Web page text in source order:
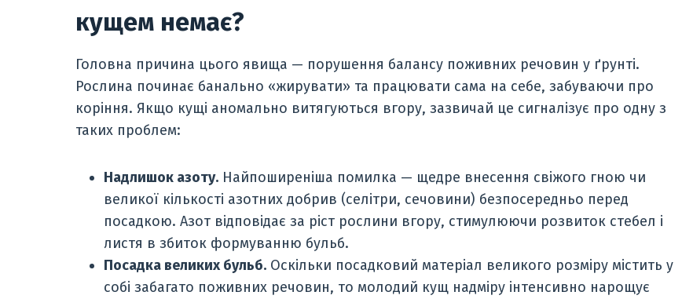
кущем немає?
Головна причина цього явища — порушення балансу поживних речовин у ґрунті.
Рослина починає банально «жирувати» та працювати сама на себе, забуваючи про
коріння. Якщо кущі аномально витягуються вгору, зазвичай це сигналізує про одну з
таких проблем:
Надлишок азоту. Найпоширеніша помилка — щедре внесення свіжого гною чи
великої кількості азотних добрив (селітри, сечовини) безпосередньо перед
посадкою. Азот відповідає за ріст рослини вгору, стимулюючи розвиток стебел і
листя в збиток формуванню бульб.
Посадка великих бульб. Оскільки посадковий матеріал великого розміру містить у
собі забагато поживних речовин, то молодий кущ надміру інтенсивно нарощує